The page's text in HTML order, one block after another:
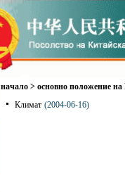
начало> основно положение
Климат (2004-06-16)